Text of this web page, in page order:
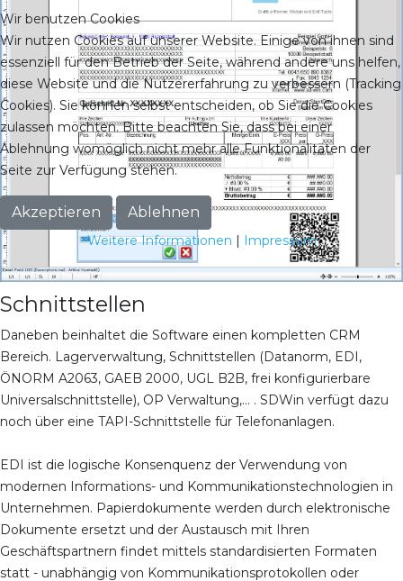
Schnittstellen
Daneben beinhaltet die Software einen kompletten CRM
Bereich. Lagerverwaltung, Schnittstellen (Datanorm, EDI,
ÖNORM A2063, GAEB 2000, UGL B2B, frei konfigurierbare
Universalschnittstelle), OP Verwaltung,... . SDWin verfügt dazu
noch über eine TAPI-Schnittstelle für Telefonanlagen.
EDI ist die logische Konsenquenz der Verwendung von
modernen Informations- und Kommunikationstechnologien in
Unternehmen. Papierdokumente werden durch elektronische
Dokumente ersetzt und der Austausch mit Ihren
Geschäftspartnern findet mittels standardisierten Formaten
statt - unabhängig von Kommunikationsprotokollen oder
Wir benutzen Cookies
Wir nutzen Cookies auf unserer Website. Einige von ihnen sind
essenziell für den Betrieb der Seite, während andere uns helfen,
diese Website und die Nutzererfahrung zu verbessern (Tracking
Cookies). Sie können selbst entscheiden, ob Sie die Cookies
zulassen möchten. Bitte beachten Sie, dass bei einer
Ablehnung womöglich nicht mehr alle Funktionalitäten der
Seite zur Verfügung stehen.
Akzeptieren Ablehnen
Weitere Informationen | Impressum